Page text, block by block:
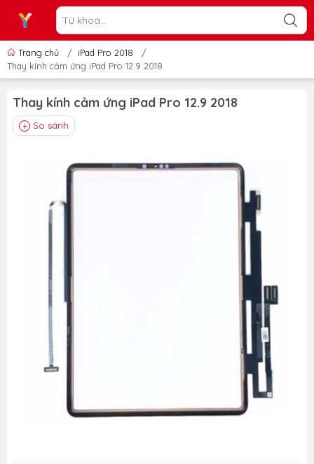
Trang chủ / iPad Pro 2018
/
Thay kính cảm ứng iPad Pro 12.9 2018
Thay kính cảm ứng iPad Pro 12.9 2018
So sánh